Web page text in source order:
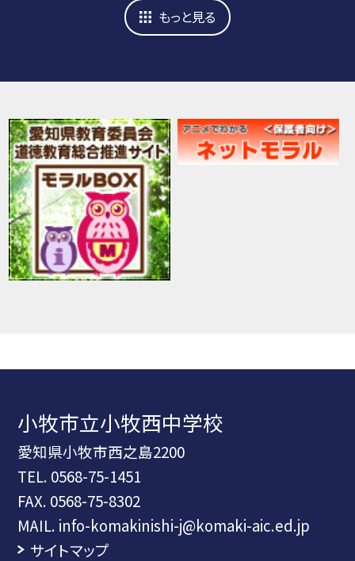
もっと見る
小牧市立小牧西中学校
愛知県小牧市西之島2200
TEL. 0568-75-1451
FAX. 0568-75-8302
MAIL. info-komakinishi-j@komaki-aic.ed.jp
サイトマップ